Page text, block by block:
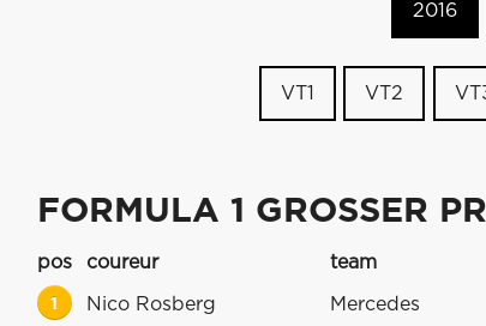
2016
VT1 VT2
FORMULA 1 GROSSER
pos coureur team
1 Nico Rosberg Mercedes